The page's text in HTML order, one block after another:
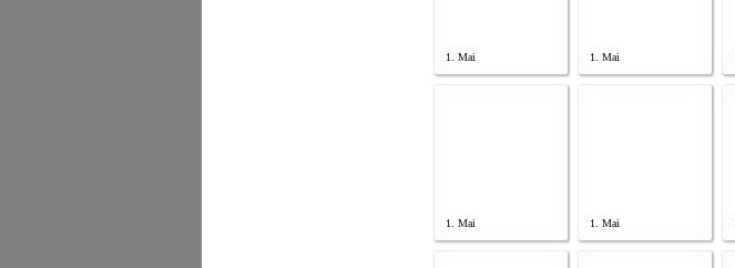
1. Mai 1. Mai
1. Mai 1. Mai